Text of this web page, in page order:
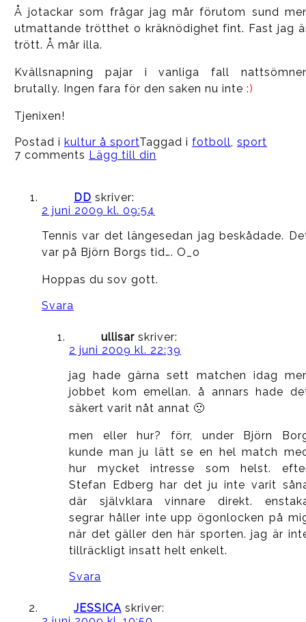
Å jotackar som frågar jag mår förutom sund
utmattande trötthet o kräknödighet fint. Fast jag
trött. Å mår illa.
Kvällsnapning pajar i vanliga fall
brutally. Ingen fara för den saken nu inte :)
Tjenixen!
Postad i kultur å sportTaggad i fotboll, sport
7 comments Lägg till din
DD skriver:
2 juni 2009 kl. 09:54
Tennis var det längesedan jag beskådade.
var på Björn Borgs tid…. O_o
Hoppas du sov gott.
Svara
ullisar skriver:
2 juni 2009 kl. 22:39
jag hade gärna sett matchen idag
jobbet kom emellan. å annars hade
säkert varit nåt annat 🙁
men eller hur? förr, under Björn
kunde man ju lätt se en hel match
hur mycket intresse som helst.
Stefan Edberg har det ju inte varit
där självklara vinnare direkt.
segrar håller inte upp ögonlocken på
när det gäller den här sporten. jag är
tillräckligt insatt helt enkelt.
Svara
JESSICA skriver: